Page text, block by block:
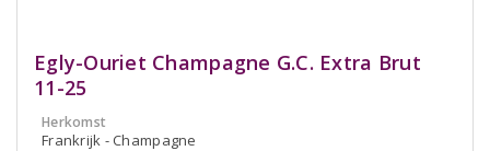
Egly-Ouriet Champagne G.C. Extra Brut
11-25
Herkomst
Frankrijk - Champagne